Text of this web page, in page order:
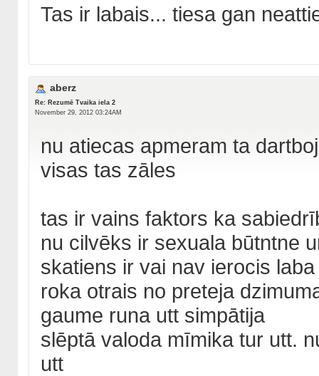
Tas ir labais... tiesa gan
aberz
Re: Rezumē Tvaika iela 2
November 29, 2012 03:24AM
nu atiecas apmeram ta
visas tas zāles
tas ir vains faktors ka
nu cilvēks ir sexuala būtntne
skatiens ir vai nav ierocis laba
roka otrais no preteja
gaume runa utt simpātija
slēptā valoda mīmika tur utt.
utt